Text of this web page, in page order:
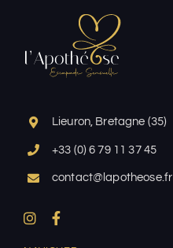
Lieuron, Bretagne (35)
+33 (0) 6 79 11 37 45
contact@lapotheose.fr